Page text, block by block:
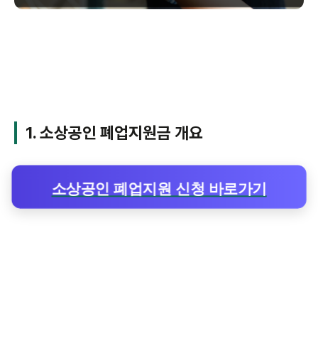
1. 소상공인 폐업지원금 개요
소상공인 폐업지원 신청 바로가기